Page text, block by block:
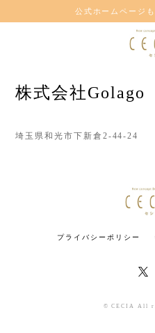
公式ホームページ
株式会社Golago
埼玉県和光市下新倉2-44-24
プライバシーポリシー
© CECIA All